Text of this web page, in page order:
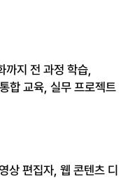
지 전 과정 학습,
합 교육, 실무 프로젝트
상 편집자, 웹 콘텐츠 디